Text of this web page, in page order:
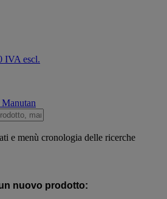
IVA escl.
e menù cronologia delle ricerche
nuovo prodotto: